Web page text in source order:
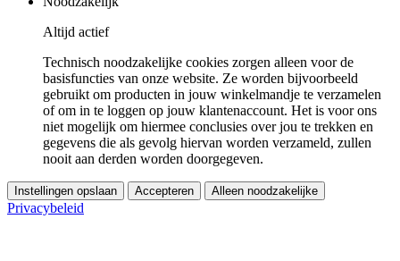
Altijd actief
Technisch noodzakelijke cookies zorgen alleen voor de
basisfuncties van onze website. Ze worden bijvoorbeeld
gebruikt om producten in jouw winkelmandje te verzamelen
of om in te loggen op jouw klantenaccount. Het is voor ons
niet mogelijk om hiermee conclusies over jou te trekken en
gegevens die als gevolg hiervan worden verzameld, zullen
nooit aan derden worden doorgegeven.
Instellingen opslaan Accepteren Alleen noodzakelijke
Privacybeleid